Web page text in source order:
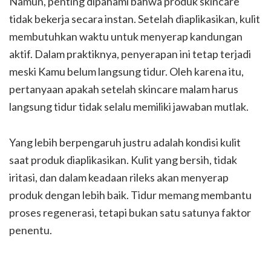
tidak bekerja secara instan. Setelah diaplikasikan, kulit
membutuhkan waktu untuk menyerap kandungan
aktif. Dalam praktiknya, penyerapan ini tetap terjadi
meski Kamu belum langsung tidur. Oleh karena itu,
pertanyaan apakah setelah skincare malam harus
langsung tidur tidak selalu memiliki jawaban mutlak.
Yang lebih berpengaruh justru adalah kondisi kulit
saat produk diaplikasikan. Kulit yang bersih, tidak
iritasi, dan dalam keadaan rileks akan menyerap
produk dengan lebih baik. Tidur memang membantu
proses regenerasi, tetapi bukan satu satunya faktor
penentu.